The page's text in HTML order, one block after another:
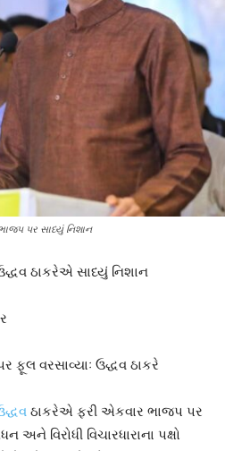
પર સાધ્યું નિશાન
ઠાકરેએ સાધ્યું નિશાન
ફૂલ વરસાવ્યાઃ ઉદ્ધવ ઠાકરે
ઠાકરેએ ફરી એકવાર ભાજપ પર
અને વિરોધી વિચારધારાના પક્ષો